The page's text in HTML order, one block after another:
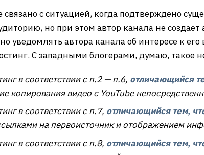
связано с ситуацией, когда подтверждено
но при этом автор канала не
уведомлять автора канала об интересе к
С западными блогерами, думаю, такое
в соответствии с п.2 — п.6, отличающийся
копирования видео с YouTube
в соответствии с п.7, отличающийся тем,
на первоисточник и отображением
в соответствии с п.8, отличающийся тем,